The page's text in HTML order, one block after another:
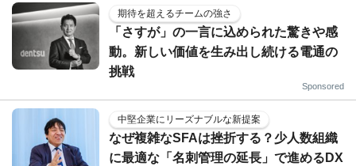
期待を超えるチームの強さ
「さすが」の一言に込められた驚きや感
動。新しい価値を生み出し続ける電通の
挑戦
Sponsored
中堅企業にリーズナブルな新提案
なぜ複雑なSFAは挫折する？少人数組織
に最適な「名刺管理の延長」で進めるDX